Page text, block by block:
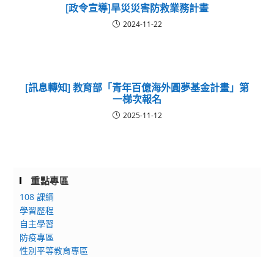
[政令宣導]旱災災害防救業務計畫
2024-11-22
[訊息轉知] 教育部「青年百億海外圓夢基金計畫」第
一梯次報名
2025-11-12
重點專區
108 課綱
學習歷程
自主學習
防疫專區
性別平等教育專區